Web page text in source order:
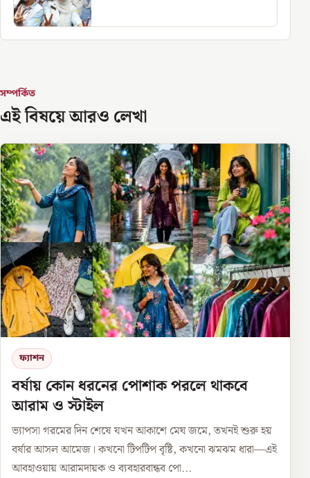
সম্পর্কিত
এই বিষয়ে আরও লেখা
ফ্যাশন
বর্ষায় কোন ধরনের পোশাক পরলে থাকবে
আরাম ও স্টাইল
ভ্যাপসা গরমের দিন শেষে যখন আকাশে মেঘ জমে, তখনই শুরু হয়
বর্ষার আসল আমেজ। কখনো টিপটিপ বৃষ্টি, কখনো ঝমঝম ধারা—এই
আবহাওয়ায় আরামদায়ক ও ব্যবহারবান্ধব পো...